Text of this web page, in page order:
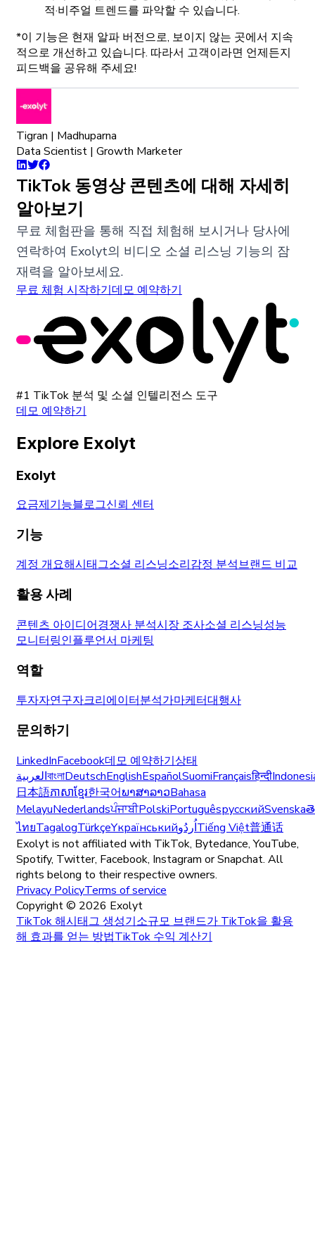
적·비주얼 트렌드를 파악할 수 있습니다.
*이 기능은 현재 알파 버전으로, 보이지 않는 곳에서 지속
적으로 개선하고 있습니다. 따라서 고객이라면 언제든지
피드백을 공유해 주세요!
Tigran | Madhuparna
Data Scientist | Growth Marketer
TikTok 동영상 콘텐츠에 대해 자세히
알아보기
무료 체험판을 통해 직접 체험해 보시거나 당사에
연락하여 Exolyt의 비디오 소셜 리스닝 기능의 잠
재력을 알아보세요.
무료 체험 시작하기데모 예약하기
#1 TikTok 분석 및 소셜 인텔리전스 도구
데모 예약하기
Explore Exolyt
Exolyt
요금제기능블로그신뢰 센터
기능
계정 개요해시태그소셜 리스닝소리감정 분석브랜드 비교
활용 사례
콘텐츠 아이디어경쟁사 분석시장 조사소셜 리스닝성능
모니터링인플루언서 마케팅
역할
투자자연구자크리에이터분석가마케터대행사
문의하기
LinkedInFacebook데모 예약하기상태
العربيةবাংলাDeutschEnglishEspañolSuomiFrançaisहिन्दी
日本語ភាសាខ្មែរ한국어ພາສາລາວBahasa
MelayuNederlandsਪੰਜਾਬੀPolskiPortuguêsрусскийSvenska
ไทยTagalogTürkçeYкраїнськийاُردُوTiếng Việt普通话
Exolyt is not affiliated with TikTok, Bytedance, YouTube,
Spotify, Twitter, Facebook, Instagram or Snapchat. All
rights belong to their respective owners.
Privacy PolicyTerms of service
Copyright © 2026 Exolyt
TikTok 해시태그 생성기소규모 브랜드가 TikTok을 활용
해 효과를 얻는 방법TikTok 수익 계산기